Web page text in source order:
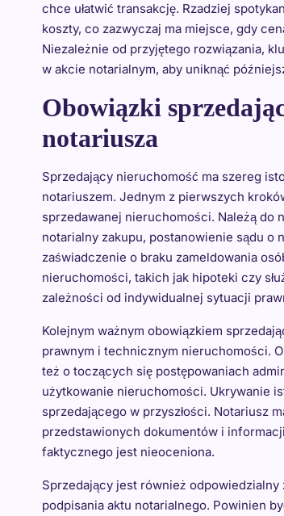
chce ułatwić transakcję. Rzadziej
koszty, co zazwyczaj ma miejsce, gdy
Niezależnie od przyjętego rozwiązania,
w akcie notarialnym, aby uniknąć
Obowiązki
notariusza
Sprzedający nieruchomość ma szereg
notariuszem. Jednym z pierwszych
sprzedawanej nieruchomości. Należą do
notarialny zakupu, postanowienie sądu
zaświadczenie o braku zameldowania
nieruchomości, takich jak hipoteki czy
zależności od indywidualnej sytuacji
Kolejnym ważnym obowiązkiem
prawnym i technicznym nieruchomości.
też o toczących się postępowaniach
użytkowanie nieruchomości. Ukrywanie
sprzedającego w przyszłości. Notariusz
przedstawionych dokumentów i
faktycznego jest nieoceniona.
Sprzedający jest również
podpisania aktu notarialnego. Powinien